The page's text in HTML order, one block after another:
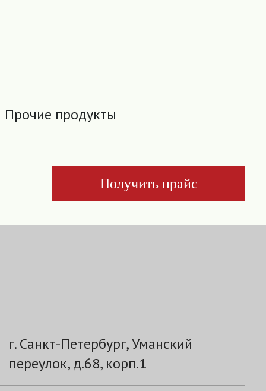
Прочие продукты
Получить прайс
г. Санкт-Петербург, Уманский
переулок, д.68, корп.1